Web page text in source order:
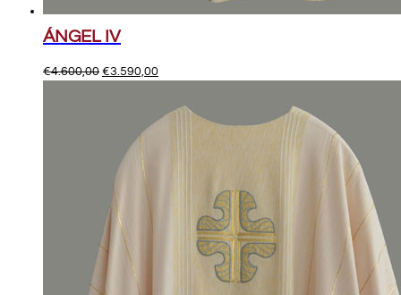
ÁNGEL IV
€4.600,00 El
€4.600,00.
€3.590,00
actual
es: